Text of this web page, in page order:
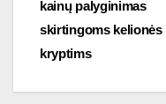
navigation
kainų palyginimas
skirtingoms kelionės
kryptims